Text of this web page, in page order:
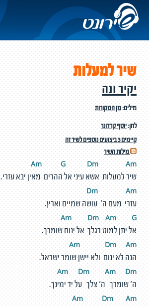
שיר למעלות
יקיר ונה
מילים:מן המקורות
לחן:יוסף קרדונר
קיימים 3 ביצועים נוספים לשיר זה
מילות השיר
Am G Dm Am
שיר למעלות אשא עיני אל ההרים מאין יבא עזרי.
Dm Am
עזרי מעם ה' עושה שמיים וארץ.
Am Dm Am G
אל יתן למוט רגלך אל ינום שומרך.
Am Dm Am
הנה לא ינום ולא יישן שומר ישראל.
Am Dm Am Dm
ה' שומרך ה' צלך על יד ימינך.
Am Dm Am